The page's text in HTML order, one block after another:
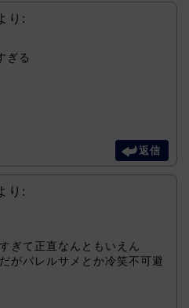
り:
ぎる
返信
り:
ぎて正直なんともいえん
がバレルサメとか冷笑不可避